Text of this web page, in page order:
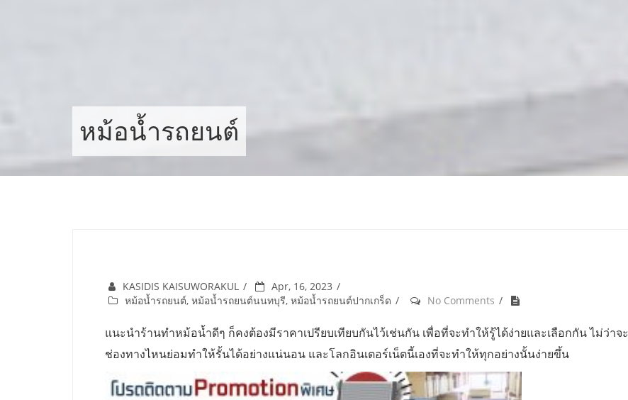
หม้อน้ำรถยนต์
KASIDIS KAISUWORAKUL
Apr, 16, 2023
หม้อน้ำรถยนต์, หม้อน้ำรถยนต์นนทบุรี, หม้อน้ำรถยนต์ปากเกร็ด No Comments
แนะนำร้านทำหม้อน้ำดีๆ ก็คงต้องมีราคาเปรียบเทียบกันไว้เช่นกัน เพื่อที่จะทำให้รู้ได้ง่ายและเลือกกัน ไม่ว่าจะ
ช่องทางไหนย่อมทำให้รั้นได้อย่างแน่นอน และโลกอินเตอร์เน็ตนี้เองที่จะทำให้ทุกอย่างนั้นง่ายขึ้น